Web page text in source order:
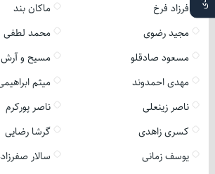
فرزاد فرخ
ماکان بند
مجید رضوی
محمد لطفی
مسعود صادقلو
مسیح و آرش
مهدی احمدوند
میثم
ناصر زینعلی
ناصر پورکرم
کسری زاهدی
گرشا رضایی
یوسف زمانی
سالار